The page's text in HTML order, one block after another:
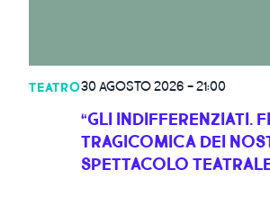
TEATRO30 AGOSTO 2026 -21:00
“GLI INDIFFERENZIATI.
TRAGICOMICA DEI
SPETTACOLO